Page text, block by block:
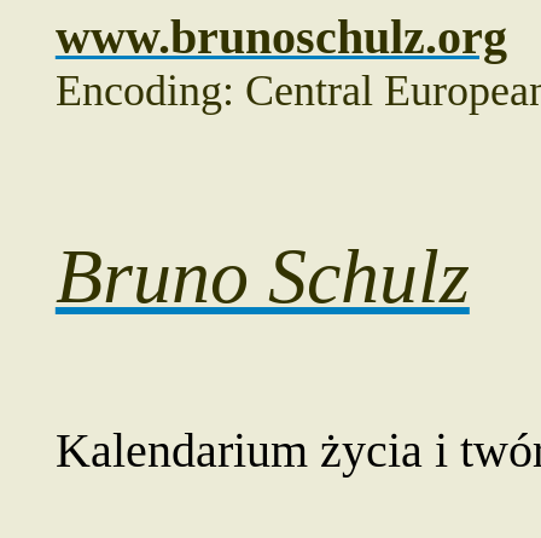
www.brunoschulz.org
Encoding: Central
Bruno Schulz
Kalendarium życia i